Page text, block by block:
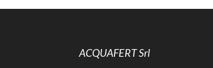
ACQUAFERT Srl